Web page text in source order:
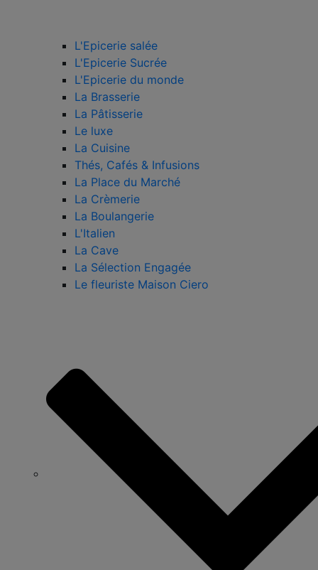
L'Epicerie salée
L'Epicerie Sucrée
L'Epicerie du monde
La Brasserie
La Pâtisserie
Le luxe
La Cuisine
Thés, Cafés & Infusions
La Place du Marché
La Crèmerie
La Boulangerie
L'Italien
La Cave
La Sélection Engagée
Le fleuriste Maison Ciero